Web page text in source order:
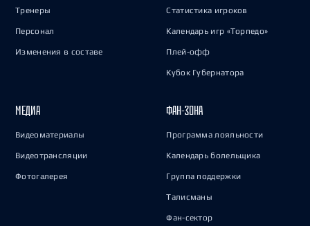
Тренеры
Персонал
Изменения в составе
Статистика игроков
Календарь игр «Торпедо»
Плей-офф
Кубок Губернатора
МЕДИА
Видеоматериалы
Видеотрансляции
Фотогалерея
ФАН-ЗОНА
Программа лояльности
Календарь болельщика
Группа поддержки
Талисманы
Фан-сектор